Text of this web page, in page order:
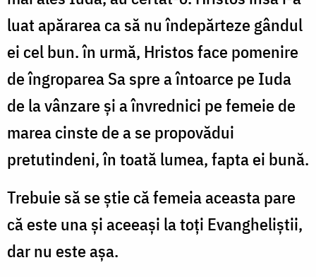
luat apărarea ca să nu îndepărteze gândul
ei cel bun. în urmă, Hristos face pomenire
de îngroparea Sa spre a întoarce pe Iuda
de la vânzare și a învred­nici pe femeie de
marea cinste de a se propovădui
pretutindeni, în toată lumea, fapta ei bună.
Trebuie să se știe că femeia aceasta pare
că este una și aceeași la toți Evangheliștii,
dar nu este așa.